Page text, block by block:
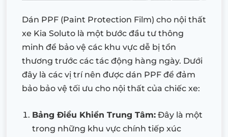
Dán PPF (Paint Protection Film) cho nội thất
xe Kia Soluto là một bước đầu tư thông
minh để bảo vệ các khu vực dễ bị tổn
thương trước các tác động hàng ngày. Dưới
đây là các vị trí nên được dán PPF để đảm
bảo bảo vệ tối ưu cho nội thất của chiếc xe:
Bảng Điều Khiển Trung Tâm: Đây là một
trong những khu vực chính tiếp xúc